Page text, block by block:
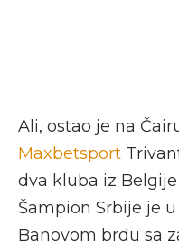
Ali, ostao je na
Maxbetsport
dva kluba iz
Šampion Srbije je
Banovom brdu sa